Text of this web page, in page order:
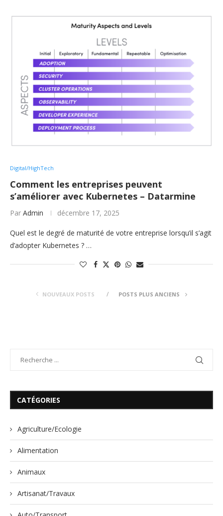
Digital/HighTech
Comment les entreprises peuvent
s’améliorer avec Kubernetes – Datarmine
Par Admin décembre 17, 2025
Quel est le degré de maturité de votre entreprise lorsqu’il s’agit
d’adopter Kubernetes ? …
NOUVEAUX POSTS POSTS PLUS ANCIENS
CATÉGORIES
Agriculture/Ecologie
Alimentation
Animaux
Artisanat/Travaux